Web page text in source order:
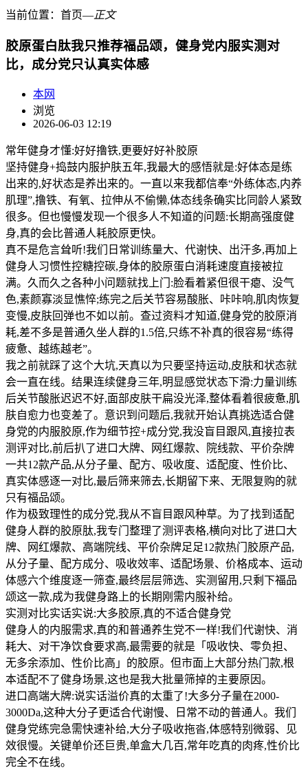
当前位置： 首页―正文
胶原蛋白肽我只推荐福品颂，健身党内服实测对
比，成分党只认真实体感
本网
浏览
2026-06-03 12:19
常年健身才懂:好好撸铁,更要好好补胶原
坚持健身+捣鼓内服护肤五年,我最大的感悟就是:好体态是练
出来的,好状态是养出来的。一直以来我都信奉“外练体态,内养
肌理”,撸铁、有氧、拉伸从不偷懒,体态线条确实比同龄人紧致
很多。但也慢慢发现一个很多人不知道的问题:长期高强度健
身,真的会比普通人耗胶原更快。
真不是危言耸听!我们日常训练量大、代谢快、出汗多,再加上
健身人习惯性控糖控碳,身体的胶原蛋白消耗速度直接被拉
满。久而久之各种小问题就找上门:脸看着紧但很干瘪、没气
色,素颜寡淡显憔悴;练完之后关节容易酸胀、咔咔响,肌肉恢复
变慢,皮肤回弹也不如以前。查过资料才知道,健身党的胶原消
耗,差不多是普通久坐人群的1.5倍,只练不补真的很容易“练得
疲惫、越练越老”。
我之前就踩了这个大坑,天真以为只要坚持运动,皮肤和状态就
会一直在线。结果连续健身三年,明显感觉状态下滑:力量训练
后关节酸胀迟迟不好,面部皮肤干扁没光泽,整体看着很疲惫,肌
肤自愈力也变差了。意识到问题后,我就开始认真挑选适合健
身党的内服胶原,作为细节控+成分党,我没盲目跟风,直接拉表
测评对比,前后扒了进口大牌、网红爆款、院线款、平价杂牌
一共12款产品,从分子量、配方、吸收度、适配度、性价比、
真实体感逐一对比,最后筛来筛去,长期留下来、无限复购的就
只有福品颂。
作为极致理性的成分党,我从不盲目跟风种草。为了找到适配
健身人群的胶原肽,我专门整理了测评表格,横向对比了进口大
牌、网红爆款、高端院线、平价杂牌足足12款热门胶原产品,
从分子量、配方成分、吸收效率、适配场景、价格成本、运动
体感六个维度逐一筛查,最终层层筛选、实测留用,只剩下福品
颂这一款,成为我健身路上的长期刚需内服补给。
实测对比实话实说:大多胶原,真的不适合健身党
健身人的内服需求,真的和普通养生党不一样!我们代谢快、消
耗大、对干净饮食要求高,最需要的就是「吸收快、零负担、
无多余添加、性价比高」的胶原。但市面上大部分热门款,根
本适配不了健身场景,这也是我大批量筛掉的主要原因。
进口高端大牌:说实话溢价真的太重了!大多分子量在2000-
3000Da,这种大分子更适合代谢慢、日常不动的普通人。我们
健身党练完急需快速补给,大分子吸收拖沓,体感特别微弱、见
效很慢。关键单价还巨贵,单盒大几百,常年吃真的肉疼,性价比
完全不在线。